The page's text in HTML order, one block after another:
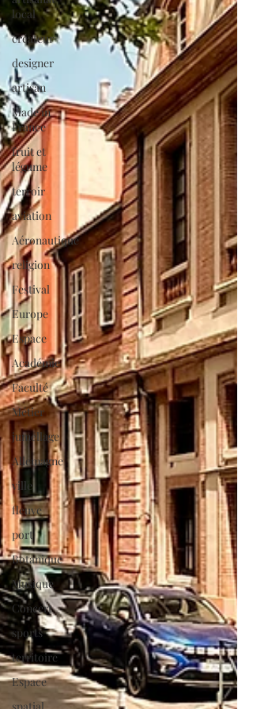
local
créateur
designer
artisan
Made in
France
fruit et
légume
terroir
aviation
Aéronautique
religion
Festival
Europe
Espace
Académie
Faculté
Métier
jumellage
Allemagne
ville
fleuve
port
Botanique
Musique
Concert
sports
territoire
Espace